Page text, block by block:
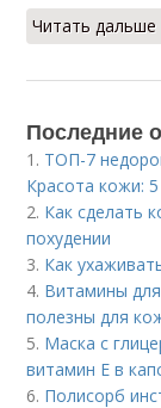
Читать
Последние
1. ТОП-7
Красота кожи:
2. Как сделать
похудении
3. Как
4. Витамины
полезны для
5. Маска с
витамин E в
6. Полисорб